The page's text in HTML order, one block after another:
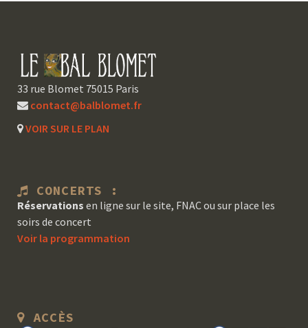
33 rue Blomet 75015 Paris
contact@balblomet.fr
VOIR SUR LE PLAN
CONCERTS :
Réservations en ligne sur le site, FNAC ou sur place les
soirs de concert
Voir la programmation
ACCÈS